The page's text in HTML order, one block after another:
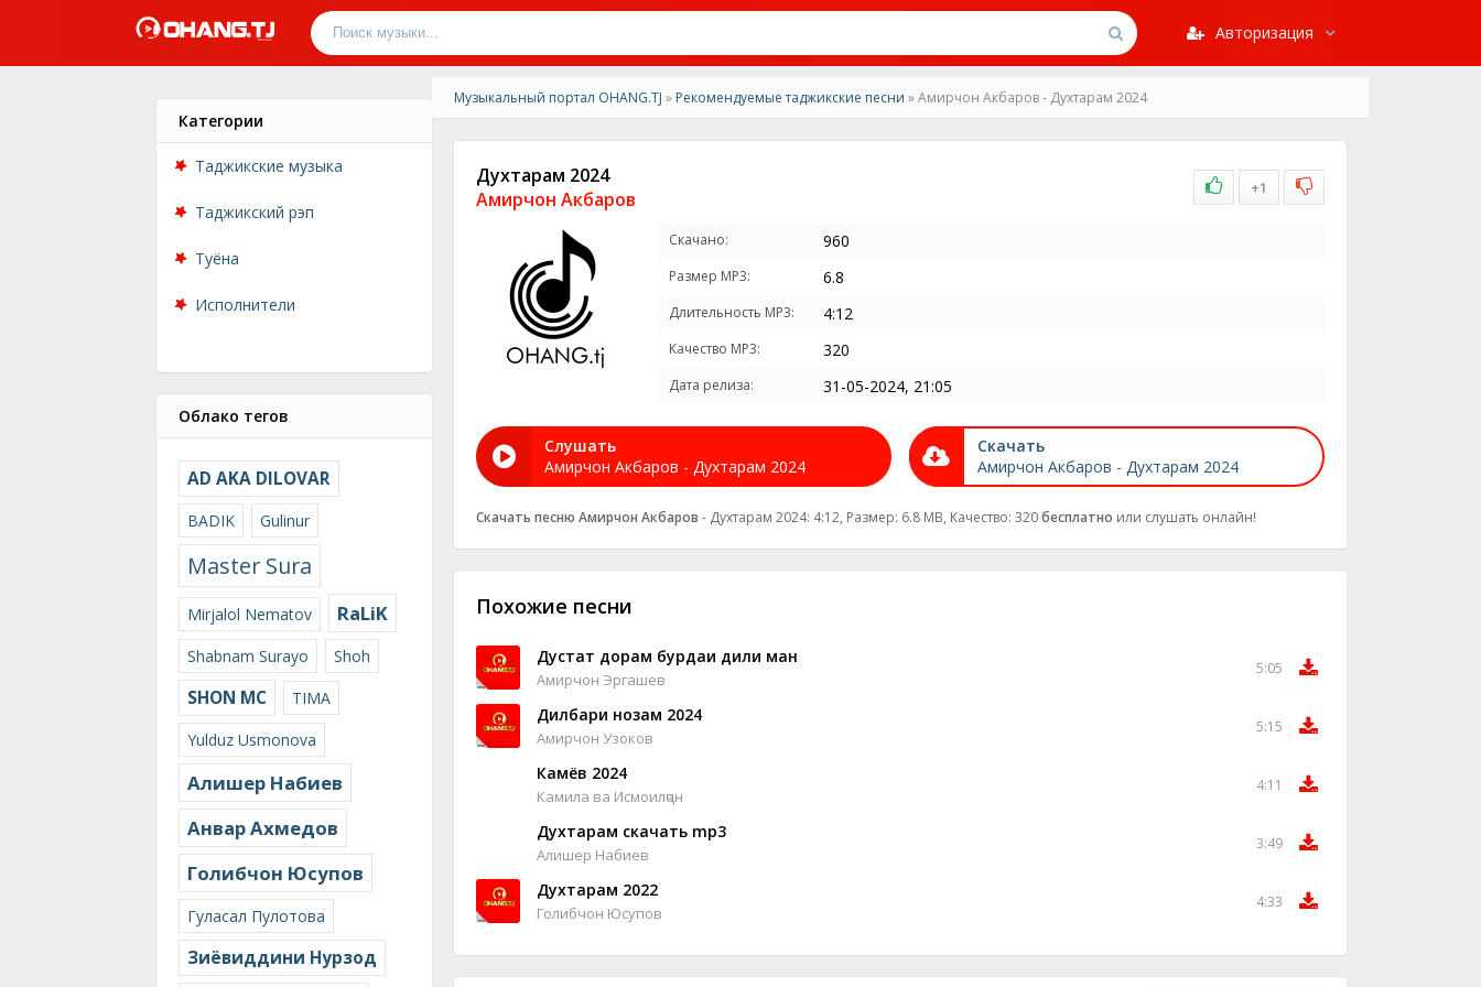
Авторизация
Категории
Таджикские музыка
Таджикский рэп
Туёна
Исполнители
Облако тегов
AD AKA DILOVAR
BADIK Gulinur
Master Sura
Mirjalol Nematov RaLiK
Shabnam Surayo Shoh
SHON MC
TIMA
Yulduz Usmonova
Алишер Набиев
Анвар Ахмедов
Голибчон Юсупов
Гуласал Пулотова
Зиёвиддини Нурзод
Музыкальный портал OHANG.TJ » Рекомендуемые таджикские песни » Амирчон Акбаров - Духтарам 2024
Духтарам 2024
Амирчон Акбаров
+1
Скачано: 960
Размер MP3: 6.8
Длительность MP3: 4:12
Качество MP3: 320
Дата релиза: 31-05-2024, 21:05
Слушать
Амирчон Акбаров - Духтарам 2024
Скачать
Амирчон Акбаров - Духтарам 2024
Скачать песню Амирчон Акбаров - Духтарам 2024: 4:12, Размер: 6.8 MB, Качество: 320бесплатно или слушать онлайн!
Похожие песни
Дустат дорам бурдаи дили ман
Амирчон Эргашев
5:05
Дилбари нозам 2024
Амирчон Узоков
5:15
Камёв 2024
Камила ва Исмоилҷон
4:11
Духтарам скачать mp3
Алишер Набиев
3:49
Духтарам 2022
Голибчон Юсупов
4:33